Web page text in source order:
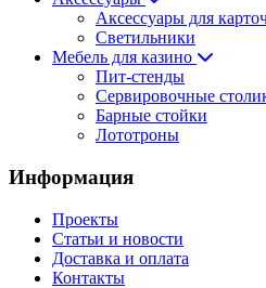
Аксессуары для
Светильники
Мебель для казино
Пит-стенды
Сервировочные
Барные стойки
Лототроны
Информация
Проекты
Статьи и новости
Доставка и оплата
Контакты